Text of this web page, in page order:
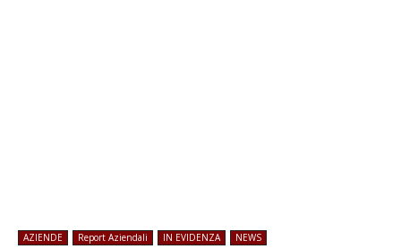
AZIENDE Report Aziendali IN EVIDENZA NEWS